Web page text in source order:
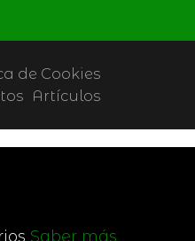
de Cookies
Artículos
Saber más